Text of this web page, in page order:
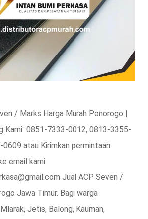
/ Marks Harga Murah Ponorogo |
Kami 0851-7333-0012, 0813-3355-
atau Kirimkan permintaan
email kami
Jual ACP Seven /
Jawa Timur. Bagi warga
Jetis, Balong, Kauman,